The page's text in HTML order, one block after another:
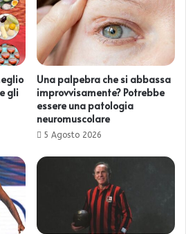
gli
Una palpebra che si abbassa
improvvisamente? Potrebbe
essere una patologia
neuromuscolare
5 Agosto 2026